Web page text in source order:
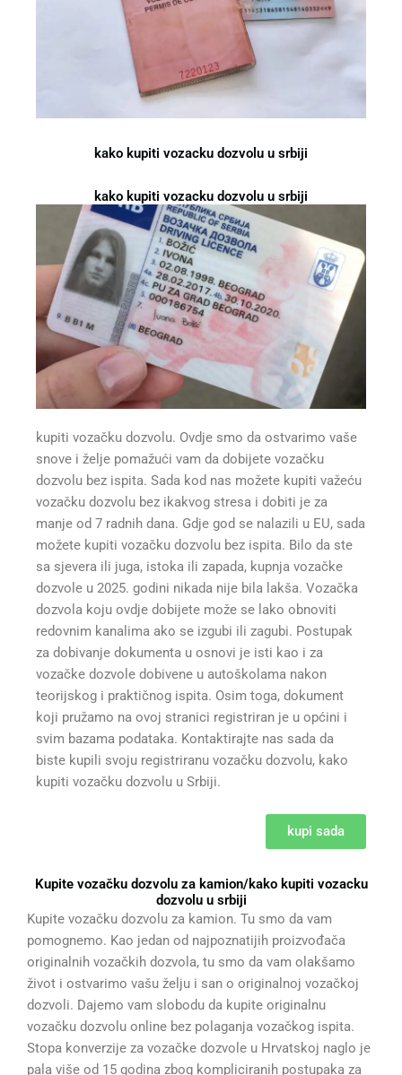
kako kupiti vozacku dozvolu u srbiji
kako kupiti vozacku dozvolu u srbiji
kupiti vozačku dozvolu. Ovdje smo da ostvarimo vaše
snove i želje pomažući vam da dobijete vozačku
dozvolu bez ispita. Sada kod nas možete kupiti važeću
vozačku dozvolu bez ikakvog stresa i dobiti je za
manje od 7 radnih dana. Gdje god se nalazili u EU, sada
možete kupiti vozačku dozvolu bez ispita. Bilo da ste
sa sjevera ili juga, istoka ili zapada, kupnja vozačke
dozvole u 2025. godini nikada nije bila lakša. Vozačka
dozvola koju ovdje dobijete može se lako obnoviti
redovnim kanalima ako se izgubi ili zagubi. Postupak
za dobivanje dokumenta u osnovi je isti kao i za
vozačke dozvole dobivene u autoškolama nakon
teorijskog i praktičnog ispita. Osim toga, dokument
koji pružamo na ovoj stranici registriran je u općini i
svim bazama podataka. Kontaktirajte nas sada da
biste kupili svoju registriranu vozačku dozvolu, kako
kupiti vozačku dozvolu u Srbiji.
kupi sada
Kupite vozačku dozvolu za kamion/kako kupiti vozacku
dozvolu u srbiji
Kupite vozačku dozvolu za kamion. Tu smo da vam
pomognemo. Kao jedan od najpoznatijih proizvođača
originalnih vozačkih dozvola, tu smo da vam olakšamo
život i ostvarimo vašu želju i san o originalnoj vozačkoj
dozvoli. Dajemo vam slobodu da kupite originalnu
vozačku dozvolu online bez polaganja vozačkog ispita.
Stopa konverzije za vozačke dozvole u Hrvatskoj naglo je
pala više od 15 godina zbog kompliciranih postupaka za